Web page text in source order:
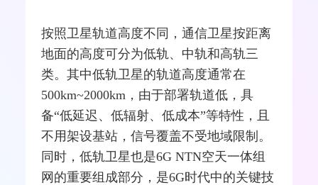
按照卫星轨道高度不同，通信卫星按距离
地面的高度可分为低轨、中轨和高轨三
类。其中低轨卫星的轨道高度通常在
500km~2000km，由于部署轨道低，具
备“低延迟、低辐射、低成本”等特性，且
不用架设基站 ，信号覆盖不受地域限制。
同时，低轨卫星也是6G NTN空天一体组
网的重要组成部分，是6G时代中的关键技